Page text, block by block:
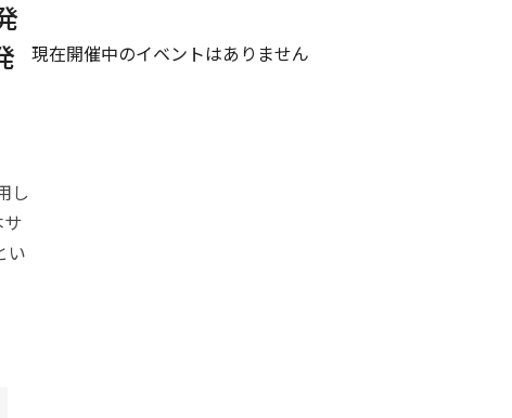
し
サ
い
現在開催中のイベントはありません